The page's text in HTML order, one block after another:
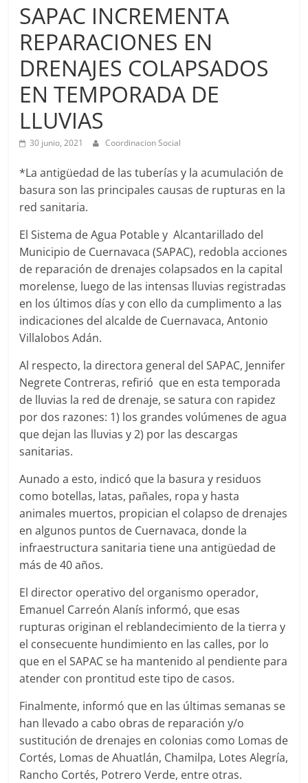
Potable
Alcantarillado
Municipio
de
Cuernavaca
SAPAC INCREMENTA
REPARACIONES EN
DRENAJES COLAPSADOS
EN TEMPORADA DE
LLUVIAS
30 junio, 2021 Coordinacion Social
*La antigüedad de las tuberías y la acumulación de
basura son las principales causas de rupturas en la
red sanitaria.
El Sistema de Agua Potable y Alcantarillado del
Municipio de Cuernavaca (SAPAC), redobla acciones
de reparación de drenajes colapsados en la capital
morelense, luego de las intensas lluvias registradas
en los últimos días y con ello da cumplimento a las
indicaciones del alcalde de Cuernavaca, Antonio
Villalobos Adán.
Al respecto, la directora general del SAPAC, Jennifer
Negrete Contreras, refirió que en esta temporada
de lluvias la red de drenaje, se satura con rapidez
por dos razones: 1) los grandes volúmenes de agua
que dejan las lluvias y 2) por las descargas
sanitarias.
Aunado a esto, indicó que la basura y residuos
como botellas, latas, pañales, ropa y hasta
animales muertos, propician el colapso de drenajes
en algunos puntos de Cuernavaca, donde la
infraestructura sanitaria tiene una antigüedad de
más de 40 años.
El director operativo del organismo operador,
Emanuel Carreón Alanís informó, que esas
rupturas originan el reblandecimiento de la tierra y
el consecuente hundimiento en las calles, por lo
que en el SAPAC se ha mantenido al pendiente para
atender con prontitud este tipo de casos.
Finalmente, informó que en las últimas semanas se
han llevado a cabo obras de reparación y/o
sustitución de drenajes en colonias como Lomas de
Cortés, Lomas de Ahuatlán, Chamilpa, Lotes Alegría,
Rancho Cortés, Potrero Verde, entre otras.